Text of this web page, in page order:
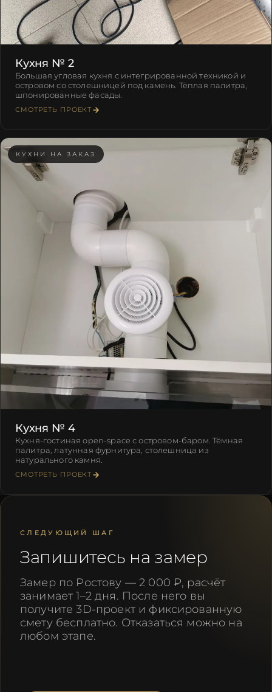
Кухня № 2
Большая угловая кухня с интегрированной техникой и
островом со столешницей под камень. Тёплая палитра,
шпонированные фасады.
СМОТРЕТЬ ПРОЕКТ
КУХНИ НА ЗАКАЗ
Кухня № 4
Кухня-гостиная open-space с островом-баром. Тёмная
палитра, латунная фурнитура, столешница из
натурального камня.
СМОТРЕТЬ ПРОЕКТ
СЛЕДУЮЩИЙ ШАГ
Запишитесь на замер
Замер по Ростову — 2 000 ₽, расчёт
занимает 1–2 дня. После него вы
получите 3D-проект и фиксированную
смету бесплатно. Отказаться можно на
любом этапе.